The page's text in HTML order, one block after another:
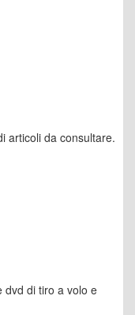
articoli da consultare.
dvd di tiro a volo e